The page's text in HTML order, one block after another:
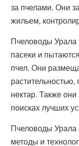
за пчелами. Они
жильем,
Пчеловоды Урала
пасеки и
пчел. Они
нектар. Также
поисках лучших
Пчеловоды Урала
методы и